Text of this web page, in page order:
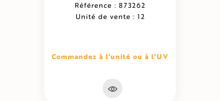
Référence : 873262
Unité de vente : 12
Commandez à l'unité ou à l'UV